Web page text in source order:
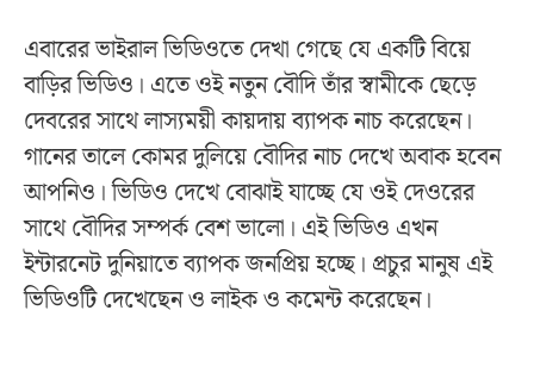
এবারের ভাইরাল ভিডিওতে দেখা গেছে যে একটি বিয়ে
বাড়ির ভিডিও। এতে ওই নতুন বৌদি তাঁর স্বামীকে ছেড়ে
দেবরের সাথে লাস্যময়ী কায়দায় ব্যাপক নাচ করেছেন।
গানের তালে কোমর দুলিয়ে বৌদির নাচ দেখে অবাক হবেন
আপনিও। ভিডিও দেখে বোঝাই যাচ্ছে যে ওই দেওরের
সাথে বৌদির সম্পর্ক বেশ ভালো। এই ভিডিও এখন
ইন্টারনেট দুনিয়াতে ব্যাপক জনপ্রিয় হচ্ছে। প্রচুর মানুষ এই
ভিডিওটি দেখেছেন ও লাইক ও কমেন্ট করেছেন।